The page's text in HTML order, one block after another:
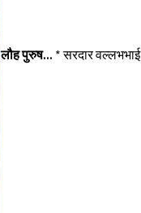
लौह पुरुष... * सरदार वल्लभभाई